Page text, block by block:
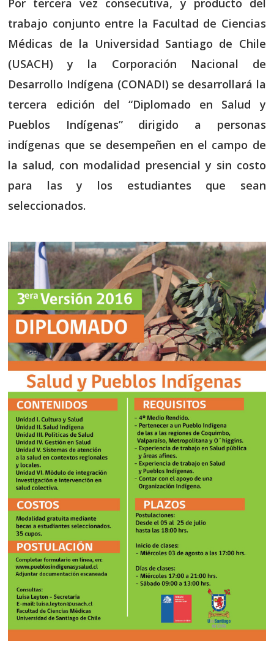
Por tercera vez consecutiva, y producto del
trabajo conjunto entre la Facultad de Ciencias
Médicas de la Universidad Santiago de Chile
(USACH) y la Corporación Nacional de
Desarrollo Indígena (CONADI) se desarrollará la
tercera edición del “Diplomado en Salud y
Pueblos Indígenas” dirigido a personas
indígenas que se desempeñen en el campo de
la salud, con modalidad presencial y sin costo
para las y los estudiantes que sean
seleccionados.